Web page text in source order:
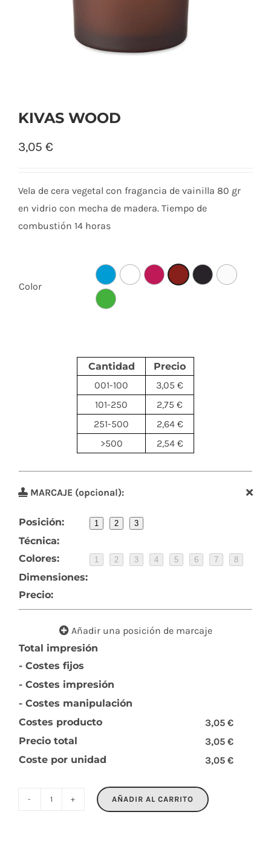
WooCommerce Cart
KIVAS WOOD
3,05 €
Vela de cera vegetal con fragancia de vainilla 80 gr
en vidrio con mecha de madera. Tiempo de
combustión 14 horas
Color
Cantidad
Precio
001-100
3,05 €
101-250
2,75 €
251-500
2,64 €
>500
2,54 €
MARCAJE (opcional):
Posición: 1 2 3
Técnica:
Colores:
1 2 3 4 5 6 7 8
Dimensiones:
Precio:
Añadir una posición de marcaje
Total impresión
- Costes fijos
- Costes impresión
- Costes manipulación
Costes producto
3,05 €
Precio total
3,05 €
Coste por unidad
3,05 €
AÑADIR AL CARRITO